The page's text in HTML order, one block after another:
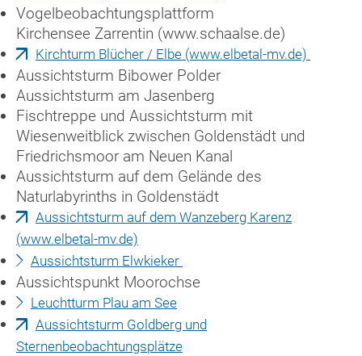
Vogelbeobachtungsplattform
Kirchensee Zarrentin (www.schaalse.de)
Kirchturm Blücher / Elbe (www.elbetal-mv.de)
Aussichtsturm Bibower Polder
Aussichtsturm am Jasenberg
Fischtreppe und Aussichtsturm mit
Wiesenweitblick zwischen Goldenstädt und
Friedrichsmoor am Neuen Kanal
Aussichtsturm auf dem Gelände des
Naturlabyrinths in Goldenstädt
Aussichtsturm auf dem Wanzeberg Karenz
(www.elbetal-mv.de)
Aussichtsturm Elwkieker
Aussichtspunkt Moorochse
Leuchtturm Plau am See
Aussichtsturm Goldberg und
Sternenbeobachtungsplätze